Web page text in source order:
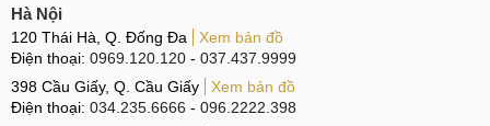
Tại Đà Nẵng
CN 6:
Hotline:097.123.9797
Hà Nội
120 Thái Hà, Q. Đống Đa
Xem bản đồ
Điện thoại: 0969.120.120 - 037.437.9999
398 Cầu Giấy, Q. Cầu Giấy
Xem bản đồ
Điện thoại: 034.235.6666 - 096.2222.398